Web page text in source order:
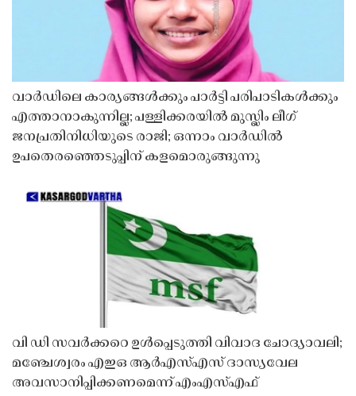
വാർഡിലെ കാര്യങ്ങൾക്കും പാർട്ടി പരിപാടികൾക്കും
എത്താനാകുന്നില്ല; പള്ളിക്കരയിൽ മുസ്ലിം ലീഗ്
ജനപ്രതിനിധിയുടെ രാജി; ഒന്നാം വാർഡിൽ
ഉപതെരഞ്ഞെടുപ്പിന് കളമൊരുങ്ങുന്നു
വി ഡി സവർക്കറെ ഉൾപ്പെടുത്തി വിവാദ ചോദ്യാവലി;
മഞ്ചേശ്വരം എഇഒ ആർഎസ്എസ് ദാസ്യവേല
അവസാനിപ്പിക്കണമെന്ന് എംഎസ്എഫ്